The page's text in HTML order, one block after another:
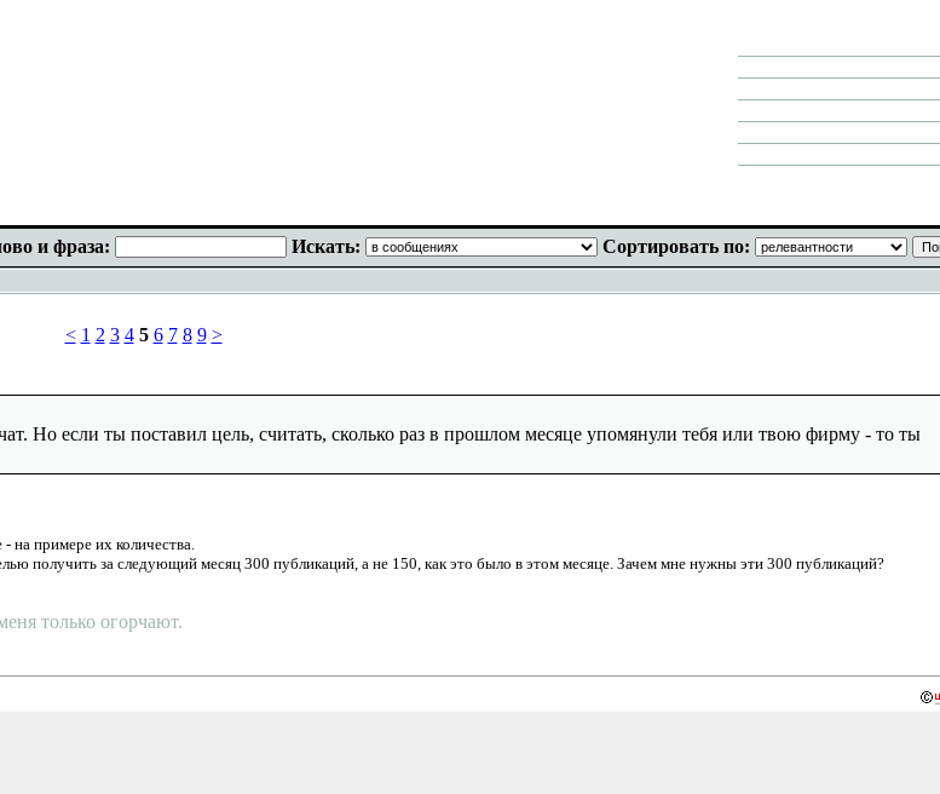
и фраза: Искать:
Сортировать по:
< 1 2 3 4 5 6 7 8 9 >
Но если ты поставил цель, считать, сколько раз в прошлом месяце упомянули тебя или твою фирму - то ты
на примере их количества.
получить за следующий месяц 300 публикаций, а не 150, как это было в этом месяце. Зачем мне нужны эти 300 публикаций?
только огорчают.